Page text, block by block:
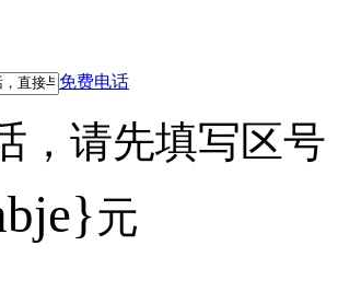
免费电话
，请先填写区
元